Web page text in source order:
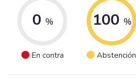
0 %
En contra
100 %
Abstención